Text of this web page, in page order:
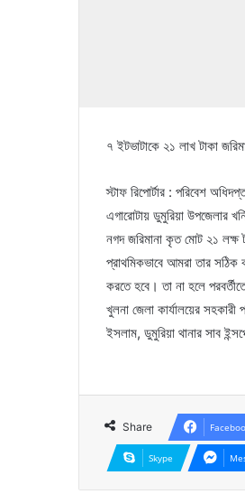
৭ ইটভাটাকে ২১ লাখ টাকা
স্টাফ রিপোর্টার : পরিবেশ
এগারোটায় ডুমুরিয়া উপজেলার
নগদ জরিমানা কৃত মোট ২১ লক্ষ
প্রাথমিকভাবে আমরা তার সঠিক
করতে হবে। তা না হলে
খুলনা জেলা কার্যালয়ের
ইসলাম, ডুমুরিয়া থানার সাব
Share
Skype